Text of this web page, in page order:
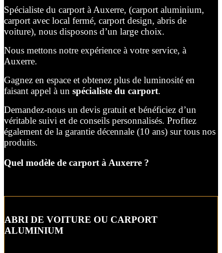
Spécialiste du carport à Auxerre, (carport aluminium,
carport avec local fermé, carport design, abris de
voiture), nous disposons d’un large choix.
Nous mettons notre expérience à votre service, à
Auxerre.
Gagnez en espace et obtenez plus de luminosité en
faisant appel à un spécialiste du carport.
Demandez-nous un devis gratuit et bénéficiez d’un
véritable suivi et de conseils personnalisés. Profitez
également de la garantie décennale (10 ans) sur tous nos
produits.
Quel modèle de carport à Auxerre ?
ABRI DE VOITURE OU CARPORT
ALUMINIUM